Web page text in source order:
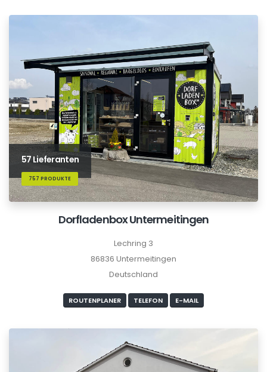
57 Lieferanten
757 PRODUKTE
Dorfladenbox Untermeitingen
Lechring 3
86836 Untermeitingen
Deutschland
ROUTENPLANER TELEFON E-MAIL